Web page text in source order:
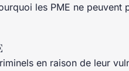
les PME ne peuvent
en raison de leur